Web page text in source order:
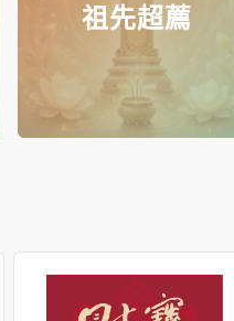
祖先超薦